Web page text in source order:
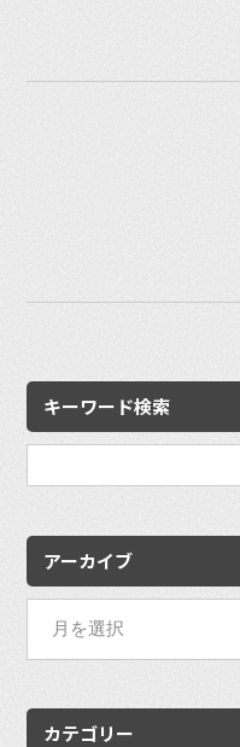
キーワード検索
アーカイブ
カテゴリー